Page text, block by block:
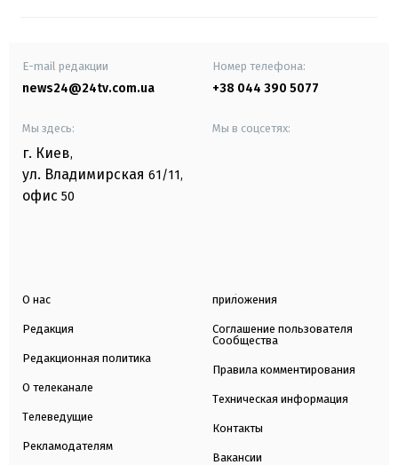
E-mail редакции
news24@24tv.com.ua
Номер телефона:
+38 044 390 5077
Мы здесь:
г. Киев,
ул. Владимирская 61/11,
офис 50
Мы в соцсетях:
О нас
Редакция
Редакционная политика
О телеканале
Телеведущие
Рекламодателям
приложения
Соглашение пользователя
Сообщества
Правила комментирования
Техническая информация
Контакты
Вакансии